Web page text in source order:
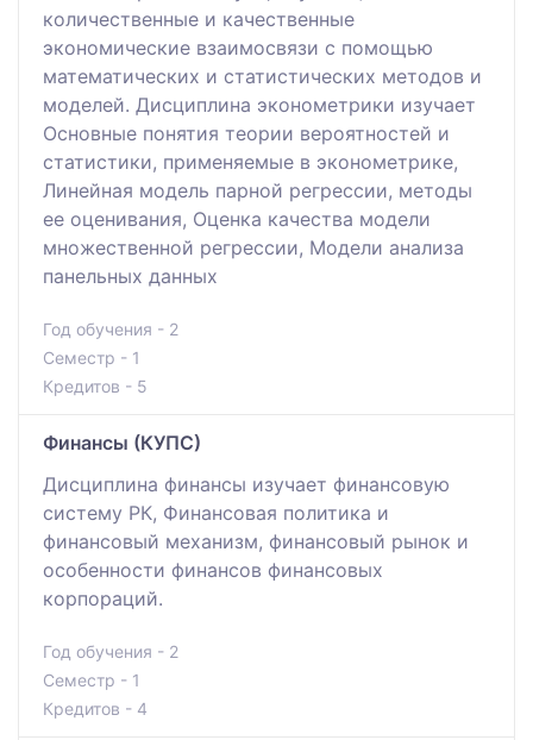
количественные и качественные
экономические взаимосвязи с помощью
математических и статистических методов и
моделей. Дисциплина эконометрики изучает
Основные понятия теории вероятностей и
статистики, применяемые в эконометрике,
Линейная модель парной регрессии, методы
ее оценивания, Оценка качества модели
множественной регрессии, Модели анализа
панельных данных
Год обучения - 2
Семестр - 1
Кредитов - 5
Финансы (КУПС)
Дисциплина финансы изучает финансовую
систему РК, Финансовая политика и
финансовый механизм, финансовый рынок и
особенности финансов финансовых
корпораций.
Год обучения - 2
Семестр - 1
Кредитов - 4